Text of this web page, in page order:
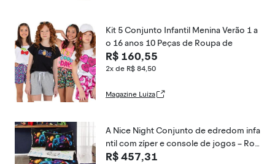
Kit 5 Conjunto Infantil Menina Verão 1 a
o 16 anos 10 Peças de Roupa de
R$ 160,55
2x de R$ 84,50
Magazine Luiza
A Nice Night Conjunto de edredom infa
ntil com zíper e console de jogos – Rou
pa de cama com zíper para meninos, te
R$ 457,31